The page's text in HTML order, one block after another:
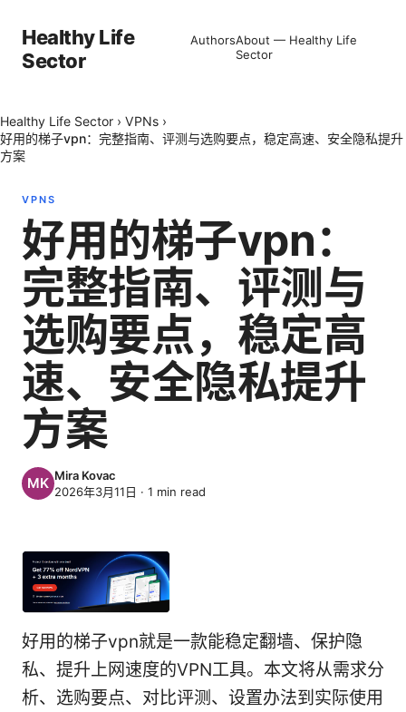
Healthy Life
Sector
AuthorsAbout — Healthy Life
Sector
Healthy Life Sector › VPNs ›
好用的梯子vpn：完整指南、评测与选购要点，稳定高速、安全隐私提升
方案
VPNS
好用的梯子vpn：
完整指南、评测与
选购要点，稳定高
速、安全隐私提升
方案
Mira Kovac
2026年3月11日 · 1 min read
好用的梯子vpn就是一款能稳定翻墙、保护隐
私、提升上网速度的VPN工具。本文将从需求分
析、选购要点、对比评测、设置办法到实际使用